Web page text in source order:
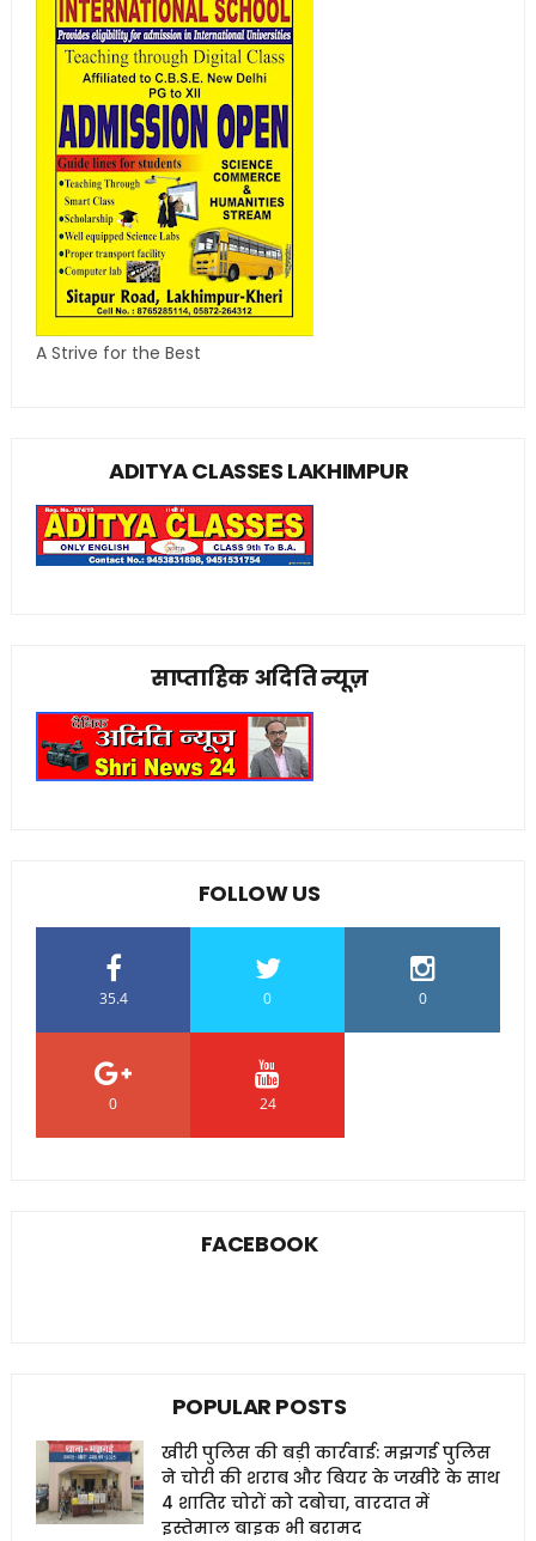
A Strive for the Best
ADITYA CLASSES LAKHIMPUR
साप्ताहिक अदिति न्यूज़
FOLLOW US
35.4 0 0
0 24
FACEBOOK
POPULAR POSTS
खीरी पुलिस की बड़ी कार्रवाई: मझगई पुलिस
ने चोरी की शराब और बियर के जखीरे के साथ
4 शातिर चोरों को दबोचा, वारदात में
इस्तेमाल बाइक भी बरामद